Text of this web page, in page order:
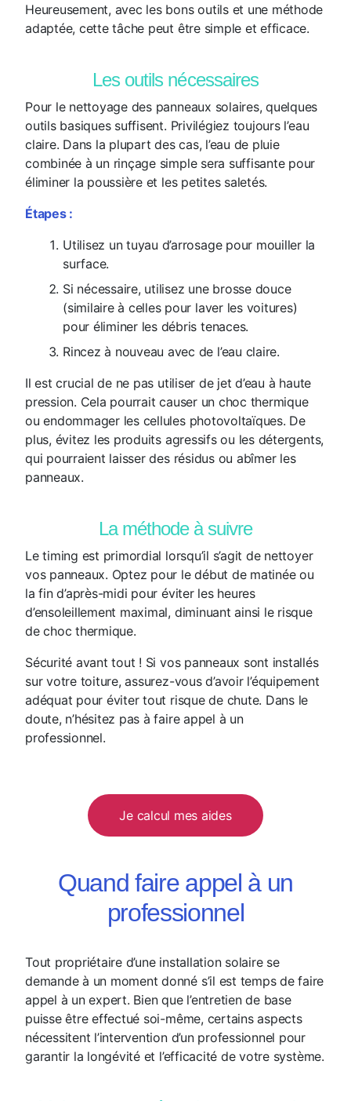
Heureusement, avec les bons outils et une méthode
adaptée, cette tâche peut être simple et efficace.
Les outils nécessaires
Pour le nettoyage des panneaux solaires, quelques
outils basiques suffisent. Privilégiez toujours l’eau
claire. Dans la plupart des cas, l’eau de pluie
combinée à un rinçage simple sera suffisante pour
éliminer la poussière et les petites saletés.
Étapes :
Utilisez un tuyau d’arrosage pour mouiller la
surface.
Si nécessaire, utilisez une brosse douce
(similaire à celles pour laver les voitures)
pour éliminer les débris tenaces.
Rincez à nouveau avec de l’eau claire.
Il est crucial de ne pas utiliser de jet d’eau à haute
pression. Cela pourrait causer un choc thermique
ou endommager les cellules photovoltaïques. De
plus, évitez les produits agressifs ou les détergents,
qui pourraient laisser des résidus ou abîmer les
panneaux.
La méthode à suivre
Le timing est primordial lorsqu’il s’agit de nettoyer
vos panneaux. Optez pour le début de matinée ou
la fin d’après-midi pour éviter les heures
d’ensoleillement maximal, diminuant ainsi le risque
de choc thermique.
Sécurité avant tout ! Si vos panneaux sont installés
sur votre toiture, assurez-vous d’avoir l’équipement
adéquat pour éviter tout risque de chute. Dans le
doute, n’hésitez pas à faire appel à un
professionnel.
Je calcul mes aides
Quand faire appel à un
professionnel
Tout propriétaire d’une installation solaire se
demande à un moment donné s’il est temps de faire
appel à un expert. Bien que l’entretien de base
puisse être effectué soi-même, certains aspects
nécessitent l’intervention d’un professionnel pour
garantir la longévité et l’efficacité de votre système.